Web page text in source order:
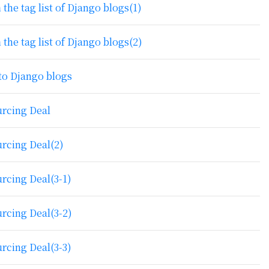
the tag list of Django blogs(1)
the tag list of Django blogs(2)
Django blogs
Deal
Deal(2)
Deal(3-1)
Deal(3-2)
Deal(3-3)